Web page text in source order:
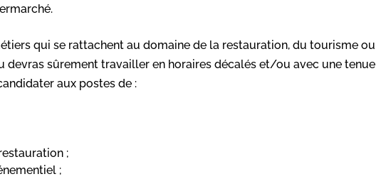
qui se rattachent au domaine de la restauration, du tourisme ou
devras sûrement travailler en horaires décalés et/ou avec une tenue
aux postes de :
;
;